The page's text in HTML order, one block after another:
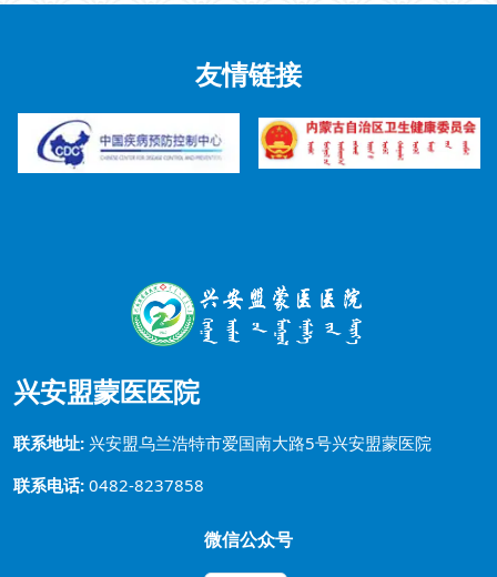
友情链接
兴安盟蒙医医院
联系地址: 兴安盟乌兰浩特市爱国南大路5号兴安盟蒙医院
联系电话: 0482-8237858
微信公众号